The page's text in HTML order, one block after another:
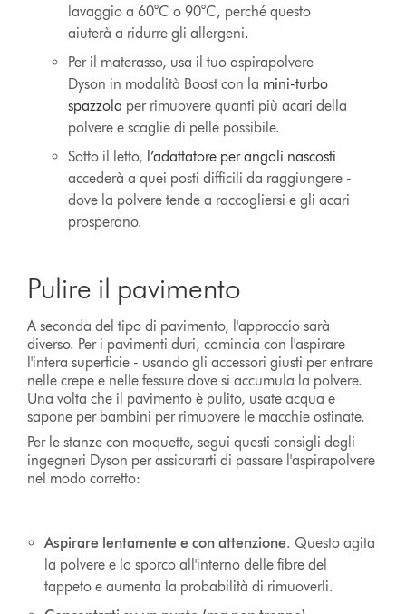
lavaggio a 60°C o 90°C, perché questo
aiuterà a ridurre gli allergeni.
Per il materasso, usa il tuo aspirapolvere
Dyson in modalità Boost con la mini-turbo
spazzola per rimuovere quanti più acari della
polvere e scaglie di pelle possibile.
Sotto il letto, l’adattatore per angoli nascosti
accederà a quei posti difficili da raggiungere -
dove la polvere tende a raccogliersi e gli acari
prosperano.
Pulire il pavimento
A seconda del tipo di pavimento, l'approccio sarà
diverso. Per i pavimenti duri, comincia con l'aspirare
l'intera superficie - usando gli accessori giusti per entrare
nelle crepe e nelle fessure dove si accumula la polvere.
Una volta che il pavimento è pulito, usate acqua e
sapone per bambini per rimuovere le macchie ostinate.
Per le stanze con moquette, segui questi consigli degli
ingegneri Dyson per assicurarti di passare l'aspirapolvere
nel modo corretto:
Aspirare lentamente e con attenzione. Questo agita
la polvere e lo sporco all'interno delle fibre del
tappeto e aumenta la probabilità di rimuoverli.